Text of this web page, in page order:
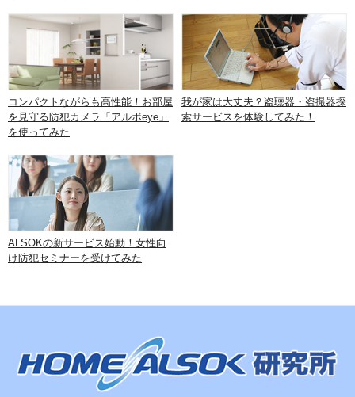
コンパクトながらも高性能！お部屋
を見守る防犯カメラ「アルボeye」
を使ってみた
我が家は大丈夫？盗聴器・盗撮器探
索サービスを体験してみた！
ALSOKの新サービス始動！女性向
け防犯セミナーを受けてみた